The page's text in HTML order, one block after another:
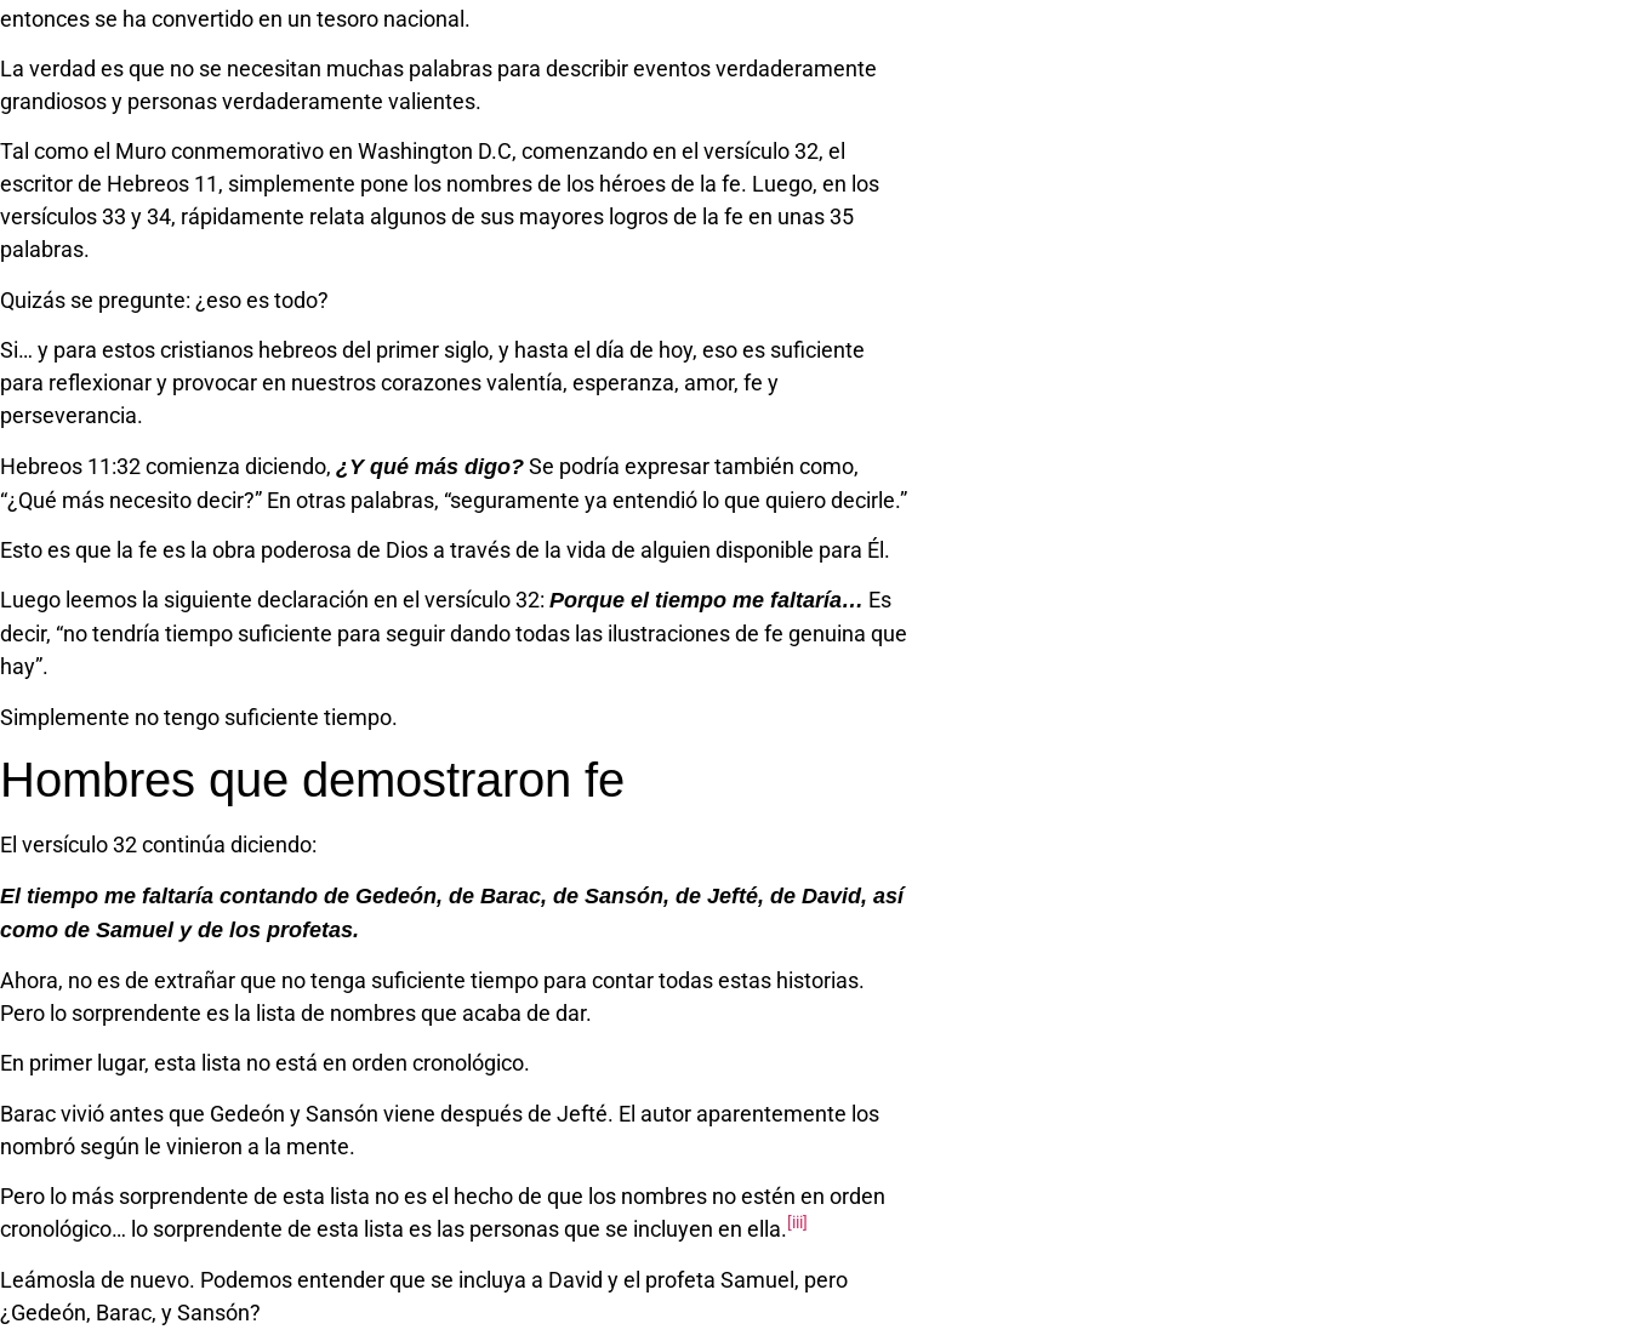
entonces se ha convertido en un tesoro nacional.
La verdad es que no se necesitan muchas palabras para describir eventos verdaderamente
grandiosos y personas verdaderamente valientes.
Tal como el Muro conmemorativo en Washington D.C, comenzando en el versículo 32, el
escritor de Hebreos 11, simplemente pone los nombres de los héroes de la fe. Luego, en los
versículos 33 y 34, rápidamente relata algunos de sus mayores logros de la fe en unas 35
palabras.
Quizás se pregunte: ¿eso es todo?
Si… y para estos cristianos hebreos del primer siglo, y hasta el día de hoy, eso es suficiente
para reflexionar y provocar en nuestros corazones valentía, esperanza, amor, fe y
perseverancia.
Hebreos 11:32 comienza diciendo, ¿Y qué más digo? Se podría expresar también como,
“¿Qué más necesito decir?” En otras palabras, “seguramente ya entendió lo que quiero decirle.”
Esto es que la fe es la obra poderosa de Dios a través de la vida de alguien disponible para Él.
Luego leemos la siguiente declaración en el versículo 32: Porque el tiempo me faltaría… Es
decir, “no tendría tiempo suficiente para seguir dando todas las ilustraciones de fe genuina que
hay”.
Simplemente no tengo suficiente tiempo.
Hombres que demostraron fe
El versículo 32 continúa diciendo:
El tiempo me faltaría contando de Gedeón, de Barac, de Sansón, de Jefté, de David, así
como de Samuel y de los profetas.
Ahora, no es de extrañar que no tenga suficiente tiempo para contar todas estas historias.
Pero lo sorprendente es la lista de nombres que acaba de dar.
En primer lugar, esta lista no está en orden cronológico.
Barac vivió antes que Gedeón y Sansón viene después de Jefté. El autor aparentemente los
nombró según le vinieron a la mente.
Pero lo más sorprendente de esta lista no es el hecho de que los nombres no estén en orden
cronológico… lo sorprendente de esta lista es las personas que se incluyen en ella.[iii]
Leámosla de nuevo. Podemos entender que se incluya a David y el profeta Samuel, pero
¿Gedeón, Barac, y Sansón?